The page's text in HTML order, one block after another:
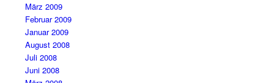
März 2009
Februar 2009
Januar 2009
August 2008
Juli 2008
Juni 2008